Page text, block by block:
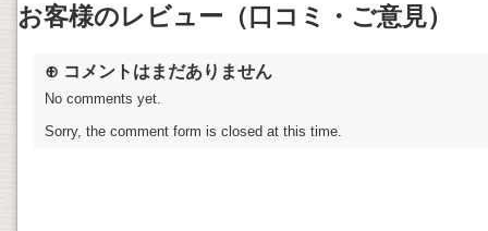
お客様のレビュー（口コミ・ご意見）
⊕ コメントはまだありません
No comments yet.
Sorry, the comment form is closed at this time.